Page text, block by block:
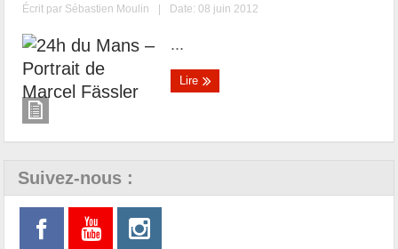
Écrit par Sébastien Moulin | Date: 08 juin 2012
...
Lire
Suivez-nous :